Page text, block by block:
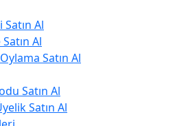
Al
Al
Satın Al
Satın Al
Satın Al